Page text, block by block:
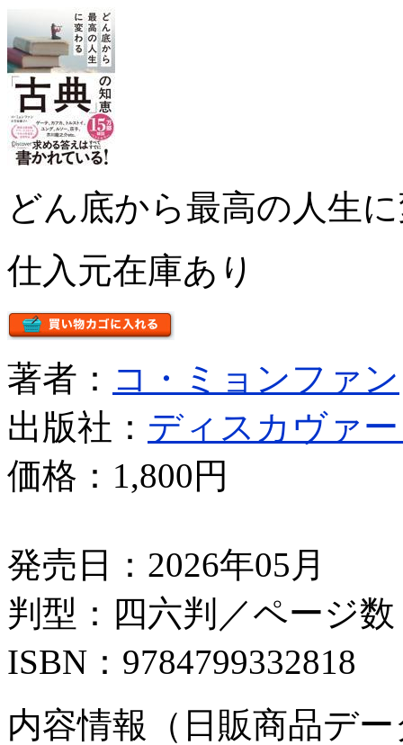
どん底から最高の人生
仕入元在庫あり
著者： コ・ミョンファン
出版社： ディスカヴァ
価格： 1,800円
発売日：2026年05月
判型：四六判／ページ数
ISBN：9784799332818
内容情報（日販商品デ